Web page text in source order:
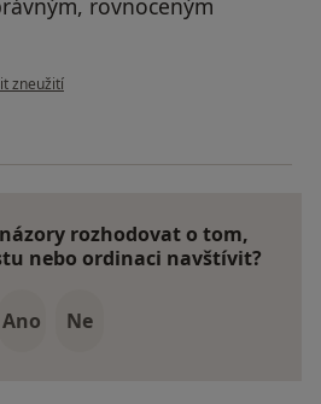
rovnoceným
uživatele Pacient
zneužití
rozhodovat o tom,
nebo ordinaci navštívit?
Ano Ne